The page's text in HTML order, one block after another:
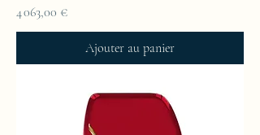
Prix
4 063,00 €
Ajouter au panier